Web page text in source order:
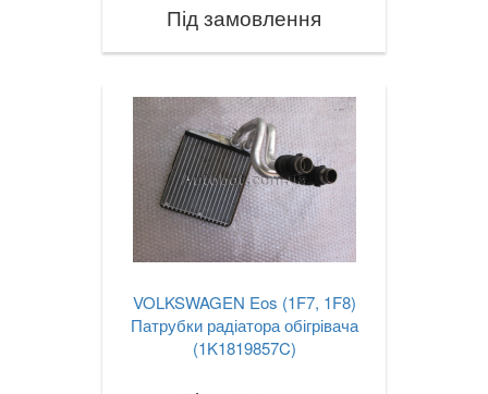
Під замовлення
VOLKSWAGEN Eos (1F7, 1F8)
Патрубки радіатора обігрівача
(1K1819857C)